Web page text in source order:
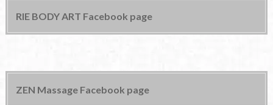
RIE BODY ART Facebook page
ZEN Massage Facebook page